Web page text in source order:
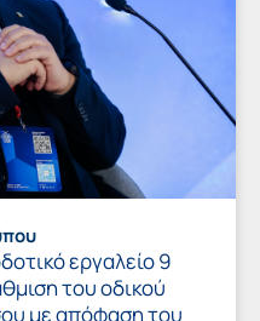
εργαλείο 9
του οδικού
με απόφαση του